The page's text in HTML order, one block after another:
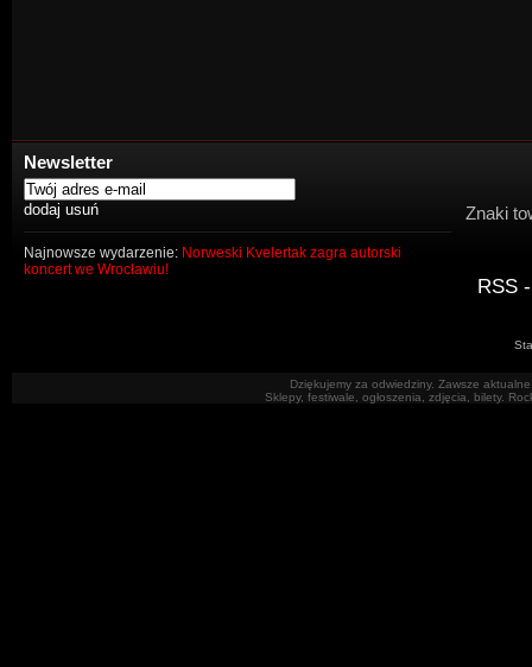
Newsletter
Najnowsze wydarzenie: Norweski Kvelertak zagra autorski
koncert we Wrocławiu!
Znaki
RSS
Dziękujemy za odwiedziny. Zawsze
Sklepy, festiwale, ogłoszenia, zdjęcia, bilety.